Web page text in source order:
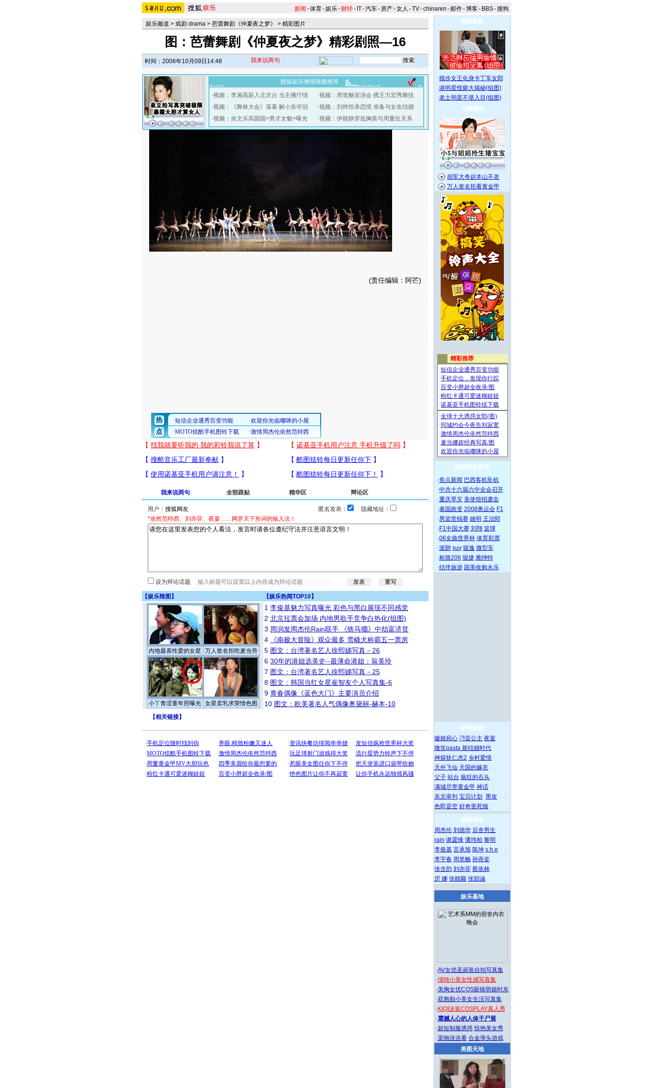
新闻 -体育-娱乐- 财经- IT-汽车- 房产-女人 -TV-chinaren -邮件-博客- BBS-搜狗
娱乐频道 > 戏剧 drama > 芭蕾舞剧《仲夏夜之梦》 > 精彩图片
图：芭蕾舞剧《仲夏夜之梦》精彩剧照—16
时间：2006年10月09日14:48 我来说两句
搜狐娱乐播报视频推荐
·视频：李湘高薪入北京台 当主播疗情
·视频：《舞林大会》落幕 解小东夺冠
·视频：余文乐高园园<男才女貌>曝光
·视频：周笔畅首演会 携王力宏秀舞技
·视频：刘烨坦承恋情 准备与女友结婚
·视频：伊能静穿低胸装与周董扯关系
(责任编辑：阿芒)
我来说两句 全部跟贴 精华区 辩论区
用户： 匿名发表：
隐藏地址：
*依然范特西、刘亦菲、夜宴……网罗天下热词的输入法！
设为辩论话题
【娱乐辣图 】 【娱乐热闻TOP10】
内地最喜性爱的女星 万人签名拒吃麦当劳
小丫青涩童年照曝光 女星卖乳求荣情色图
1 李俊基魅力写真曝光 彩色与黑白展现不同感觉
2 北京拉票会加场 内地男歌手竞争白热化(组图)
3 周润发周杰伦Rain联手 《铁马骝》中劫富济贫
4
《南极大冒险》观众最多 雪橇犬称霸五一票房
5 图文：台湾著名艺人徐熙娣写真－26
6 30年的港姐选美史--最薄命港姐：翁美玲
7 图文：台湾著名艺人徐熙娣写真－25
8 图文：韩国当红女星崔智友个人写真集-6
9 青春偶像《蓝色大门》主要演员介绍
10 图文：欧美著名人气偶像奥黛丽-赫本-10
【相关链接】
热辣图集
·猫步女王化身卡丁车女郎
·港明星怪癖大揭秘(组图)
·老土明星不堪入目(组图)
火爆视频
胡军大夸赵本山不老
万人签名拒看黄金甲
频道精彩推荐
·焦点新闻 巴西客机坠机
·中共十六届六中全会召开
·重庆旱灾 美使馆招袭击
·泰国政变 2008奥运会 F1
·男篮世锦赛 姚明 王治郅
· F1中国大赛 刘翔 篮球
·06女曲世界杯 体育彩票
·派朗 suv 骏逸 微型车
·标致206 骏捷 雅绅特
·结伴旅游 国美收购永乐
影视推荐
徽娘宛心 刁蛮公主 夜宴
微笑pasta 新结婚时代
神探狄仁杰2 乡村爱情
天外飞仙 天国的嫁衣
父子 站台 疯狂的石头
满城尽带黄金甲 神话
东京审判 宝贝计划
墨攻
色即是空 好奇害死猫
明星推荐
周杰伦 刘德华 后舍男生
rain 谢霆锋 潘玮柏 黎明
李俊基 言承旭 陈坤 s.h.e
李宇春 周笔畅 孙燕姿
张含韵 刘亦菲 蔡依林
厉 娜 张靓颖 张韶涵
娱乐基地
·AV女优圣诞装自拍写真集
·清纯小美女性感写真集
·美胸女优COS眼镜萌娘时东
·双胞胎小美女生活写真集
· KIQI泳装COSPLAY真人秀
·震撼人心的人体干尸展
·超短制服诱惑 惊艳美女秀
·宠物连连看 合金弹头游戏
美图天地